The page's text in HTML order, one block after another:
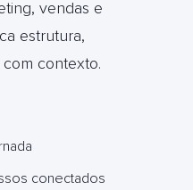
vendas e
estrutura,
contexto.
conectados